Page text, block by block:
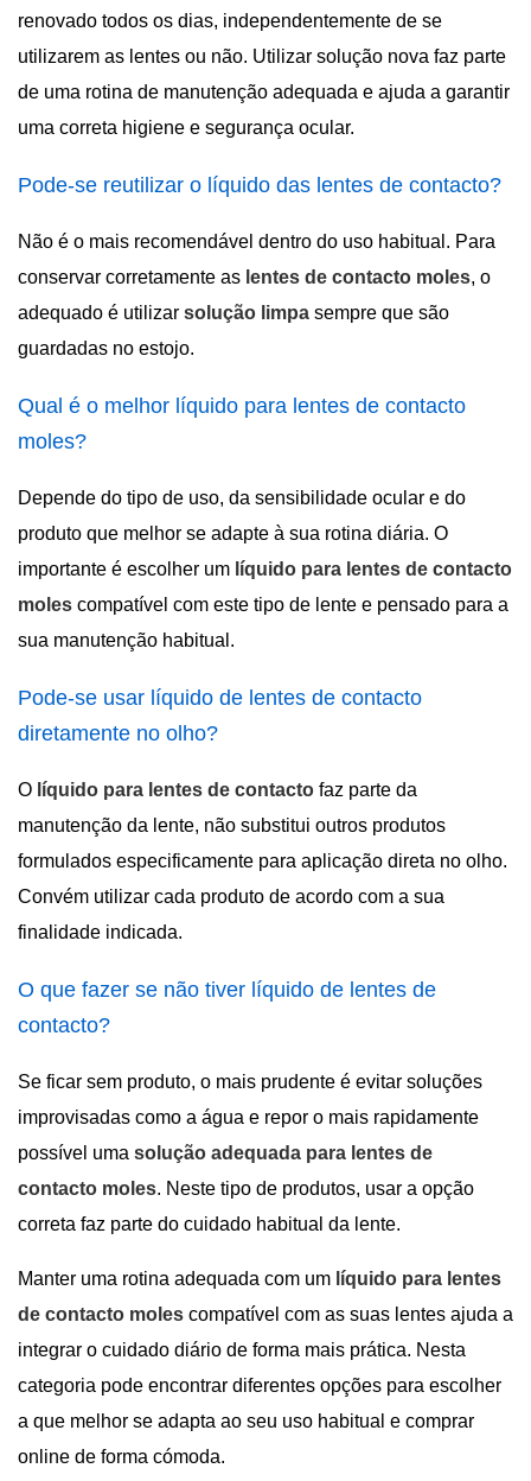
renovado todos os dias, independentemente de se
utilizarem as lentes ou não. Utilizar solução nova faz parte
de uma rotina de manutenção adequada e ajuda a garantir
uma correta higiene e segurança ocular.
Pode-se reutilizar o líquido das lentes de contacto?
Não é o mais recomendável dentro do uso habitual. Para
conservar corretamente as lentes de contacto moles, o
adequado é utilizar solução limpa sempre que são
guardadas no estojo.
Qual é o melhor líquido para lentes de contacto
moles?
Depende do tipo de uso, da sensibilidade ocular e do
produto que melhor se adapte à sua rotina diária. O
importante é escolher um líquido para lentes de contacto
moles compatível com este tipo de lente e pensado para a
sua manutenção habitual.
Pode-se usar líquido de lentes de contacto
diretamente no olho?
O líquido para lentes de contacto faz parte da
manutenção da lente, não substitui outros produtos
formulados especificamente para aplicação direta no olho.
Convém utilizar cada produto de acordo com a sua
finalidade indicada.
O que fazer se não tiver líquido de lentes de
contacto?
Se ficar sem produto, o mais prudente é evitar soluções
improvisadas como a água e repor o mais rapidamente
possível uma solução adequada para lentes de
contacto moles. Neste tipo de produtos, usar a opção
correta faz parte do cuidado habitual da lente.
Manter uma rotina adequada com um líquido para lentes
de contacto moles compatível com as suas lentes ajuda a
integrar o cuidado diário de forma mais prática. Nesta
categoria pode encontrar diferentes opções para escolher
a que melhor se adapta ao seu uso habitual e comprar
online de forma cómoda.